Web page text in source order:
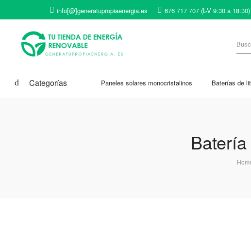
info[@]generatupropiaenergia.es 676 717 707 (L-V 9:30 a 18:30)
Categorías Paneles solares monocristalinos Baterías de